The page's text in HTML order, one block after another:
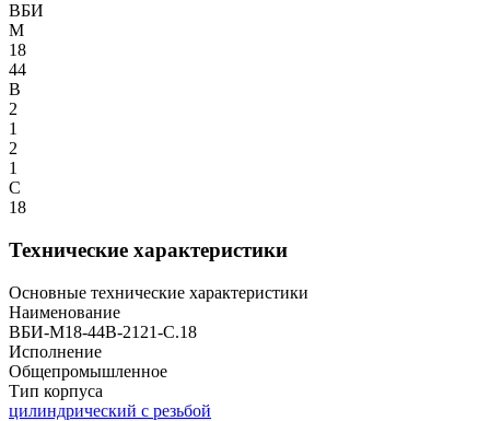
ВБИ
М
18
44
В
2
1
2
1
С
18
Технические характеристики
Основные технические характеристики
Наименование
ВБИ-М18-44В-2121-С.18
Исполнение
Общепромышленное
Тип корпуса
цилиндрический с резьбой